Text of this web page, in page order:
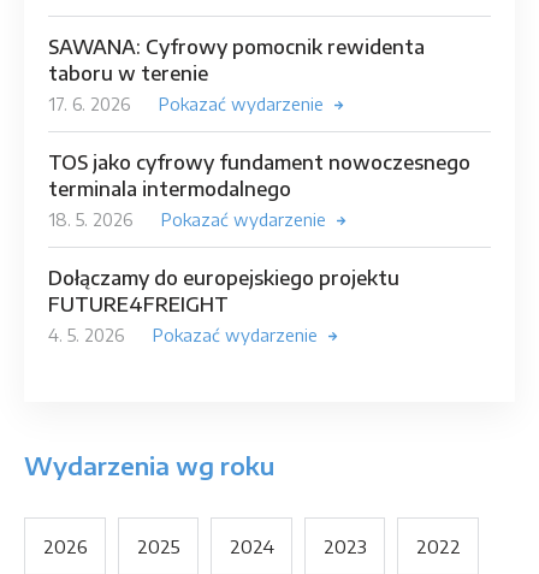
SAWANA: Cyfrowy pomocnik rewidenta
taboru w terenie
17. 6. 2026 Pokazać wydarzenie
TOS jako cyfrowy fundament nowoczesnego
terminala intermodalnego
18. 5. 2026 Pokazać wydarzenie
Dołączamy do europejskiego projektu
FUTURE4FREIGHT
4. 5. 2026 Pokazać wydarzenie
Wydarzenia wg roku
2026 2025 2024 2023 2022